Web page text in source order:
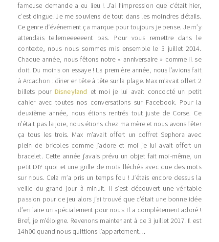
fameuse demande a eu lieu ! J’ai l’impression que c’était hier,
c’est dingue. Je me souviens de tout dans les moindres détails.
Ce genre d’événement ça marque pour toujours je pense. Je m’y
attendais tellemeeeeeent pas. Pour vous remettre dans le
contexte, nous nous sommes mis ensemble le 3 juillet 2014.
Chaque année, nous fêtons notre « anniversaire » comme il se
doit. Du moins on essaye ! La première année, nous l’avions fait
à Arcachon : dîner en tête à tête sur la plage. Max m’avait offert 2
billets pour Disneyland et moi je lui avait concocté un petit
cahier avec toutes nos conversations sur Facebook. Pour la
deuxième année, nous étions rentrés tout juste de Corse. Ce
n’était pas la joie, nous étions chez ma mère et nous avons fêter
ça tous les trois. Max m’avait offert un coffret Sephora avec
plein de bricoles comme j’adore et moi je lui avait offert un
bracelet. Cette année j’avais prévu un objet fait moi-même, un
petit DIY quoi et une grille de mots fléchés avec que des mots
sur nous. Cela m’a pris un temps fou ! J’étais encore dessus la
veille du grand jour à minuit. Il s’est découvert une véritable
passion pour ce jeu alors j’ai trouvé que c’était une bonne idée
d’en faire un spécialement pour nous. Il a complètement adoré !
Bref, je m’éloigne. Revenons maintenant à ce 3 juillet 2017. Il est
14h00 quand nous quittions l’appartement…